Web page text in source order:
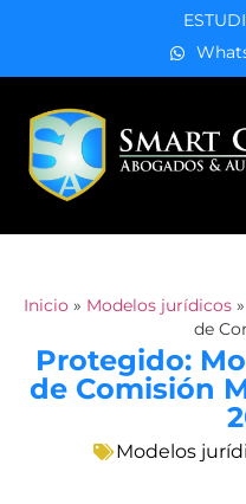
Inicio » Modelos jurídicos »
de
Protegido:
de Comisión
Modelos